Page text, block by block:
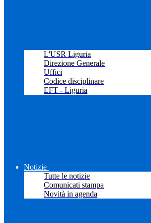
L'USR Liguria
Direzione Generale
Uffici
Codice disciplinare
EFT - Liguria
Notizie
Tutte le notizie
Comunicati stampa
Novità in agenda